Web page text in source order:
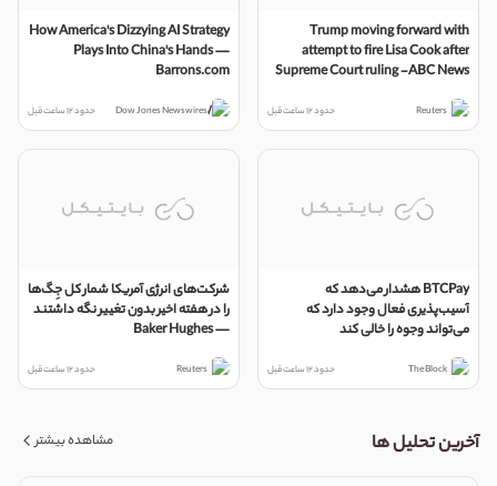
Trump moving forward with
attempt to fire Lisa Cook after
Supreme Court ruling -ABC News
Reuters حدود 12 ساعت قبل
How America's Dizzying AI Strategy
Plays Into China's Hands —
Barrons.com
Dow Jones Newswires حدود 12 ساعت قبل
BTCPay هشدار می‌دهد که
آسیب‌پذیری فعال وجود دارد که
می‌تواند وجوه را خالی کند
The Block حدود 12 ساعت قبل
شرکت‌های انرژی آمریکا شمار کل جِگ‌ها
را در هفته اخیر بدون تغییر نگه داشتند
— Baker Hughes
Reuters حدود 12 ساعت قبل
آخرین تحلیل ها مشاهده بیشتر